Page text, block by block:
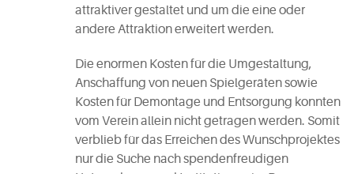
attraktiver gestaltet und um die eine oder
andere Attraktion erweitert werden.
Die enormen Kosten für die Umgestaltung,
Anschaffung von neuen Spielgeräten sowie
Kosten für Demontage und Entsorgung konnten
vom Verein allein nicht getragen werden. Somit
verblieb für das Erreichen des Wunschprojektes
nur die Suche nach spendenfreudigen